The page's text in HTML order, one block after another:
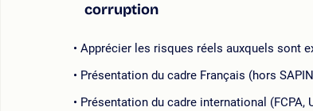
corruption
Apprécier les risques réels auxquels sont
Présentation du cadre Français (hors
Présentation du cadre international